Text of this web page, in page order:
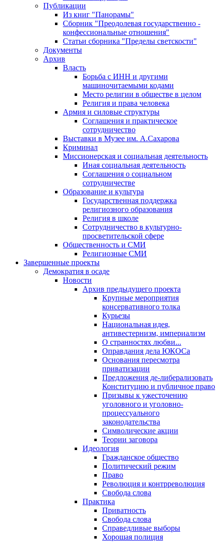
Публикации
Из книг "Панорамы"
Сборник "Преодолевая государственно -
конфессиональные отношения"
Статьи сборника "Пределы светскости"
Документы
Архив
Власть
Борьба с ИНН и другими
машиночитаемыми кодами
Место религии в обществе в целом
Религия и права человека
Армия и силовые структуры
Соглашения и практическое
сотрудничество
Выставки в Музее им. А.Сахарова
Криминал
Миссионерская и социальная деятельность
Иная социальная деятельность
Соглашения о социальном
сотрудничестве
Образование и культура
Государственная поддержка
религиозного образования
Религия в школе
Сотрудничество в культурно-
просветительской сфере
Общественность и СМИ
Религиозные СМИ
Завершенные проекты
Демократия в осаде
Новости
Архив предыдущего проекта
Крупные мероприятия
консервативного толка
Курьезы
Национальная идея,
антивестернизм, империализм
О странностях любви...
Оправдания дела ЮКОСа
Основания пересмотра
приватизации
Предложения де-либерализовать
Конституцию и публичное право
Призывы к ужесточению
уголовного и уголовно-
процессуального
законодательства
Символические акции
Теории заговора
Идеология
Гражданское общество
Политический режим
Право
Революция и контрреволюция
Свобода слова
Практика
Приватность
Свобода слова
Справедливые выборы
Хорошая полиция